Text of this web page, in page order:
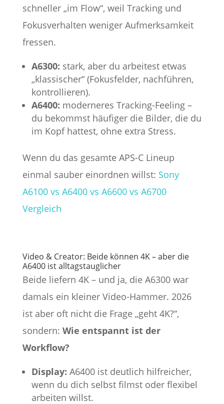
schneller „im Flow“, weil Tracking und
Fokusverhalten weniger Aufmerksamkeit
fressen.
A6300: stark, aber du arbeitest etwas
„klassischer“ (Fokusfelder, nachführen,
kontrollieren).
A6400: moderneres Tracking-Feeling –
du bekommst häufiger die Bilder, die du
im Kopf hattest, ohne extra Stress.
Wenn du das gesamte APS-C Lineup
einmal sauber einordnen willst: Sony
A6100 vs A6400 vs A6600 vs A6700
Vergleich
Video & Creator: Beide können 4K – aber die
A6400 ist alltagstauglicher
Beide liefern 4K – und ja, die A6300 war
damals ein kleiner Video-Hammer. 2026
ist aber oft nicht die Frage „geht 4K?“,
sondern: Wie entspannt ist der
Workflow?
Display: A6400 ist deutlich hilfreicher,
wenn du dich selbst filmst oder flexibel
arbeiten willst.